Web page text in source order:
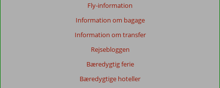
Fly-information
Information om bagage
Information om transfer
Rejsebloggen
Bæredygtig ferie
Bæredygtige hoteller